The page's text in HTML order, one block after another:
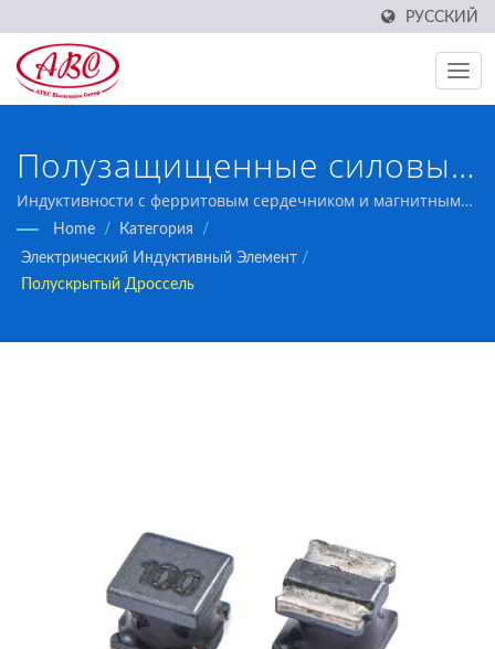
РУССКИЙ
Полузащищенные силовые
индуктивности:
экономичное решение для
экранирования ЭМИ.
Индуктивности с ферритовым сердечником и магнитным
смоляным покрытием, обеспечивающим оптимальную
производительность для средних мощностных
приложений с отличным соотношением цена-качество.
Home / Категория
/
Электрический Индуктивный Элемент /
Полускрытый Дроссель